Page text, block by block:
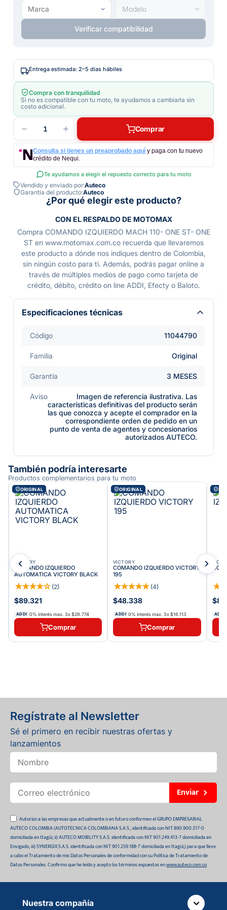
Verificar compatibilidad
Entrega estimada: 2–5 días hábiles
Compra con tranquilidad
Si no es compatible con tu moto, te ayudamos a cambiarla sin
costo adicional.
1 Comprar
Consulta si tienes un preaprobado aquí y paga con tu nuevo
crédito de Nequi.
Te ayudamos a elegir el repuesto correcto para tu moto
Vendido y enviado por:Auteco
Garantía del producto:Auteco
¿Por qué elegir este producto?
CON EL RESPALDO DE MOTOMAX
Compra COMANDO IZQUIERDO MACH 110- ONE ST- ONE
ST en www.motomax.com.co recuerda que llevaremos
este producto a dónde nos indiques dentro de Colombia,
sin ningún costo para ti. Además, podrás pagar online a
través de múltiples medios de pago como tarjeta de
crédito, débito, crédito on line ADDI, Efecty o Baloto.
Especificaciones técnicas
Código 11044790
Familia Original
Garantía 3 MESES
Aviso
Imagen de referencia ilustrativa. Las
características definitivas del producto serán
las que conozca y acepte el comprador en la
correspondiente orden de pedido en un
punto de venta de agentes y concesionarios
autorizados AUTECO.
También podría interesarte
Productos complementarios para tu moto
ORIGINAL
VICTORY
COMANDO IZQUIERDO
AUTOMATICA VICTORY BLACK
★★★★☆ (2)
$89.321
ADDI 0% interés max. 3x$29.774
Comprar
ORIGINAL
VICTORY
COMANDO IZQUIERDO VICTORY
195
★★★★★ (4)
$48.338
ADDI 0% interés max.3x$16.113
Comprar
★
ADDI
Regístrate al Newsletter
Sé el primero en recibir nuestras ofertas y
lanzamientos
Enviar
Autorizo a las empresas que actualmente o en futuro conformen el GRUPO EMPRESARIAL
AUTECO COLOMBIA (AUTOTECNICA COLOMBIANA S.A.S., identificada con NIT 890.900.317-0
domiciliada en Itagüí, ii) AUTECO MOBILITY S.A.S. identificada con NIT 901.249.413-7 domiciliada en
Envigado, iii) SYNERGIX S.A.S. identificada con NIT 901.259.188-7 domiciliada en Itagüí,) para que lleve
a cabo el Tratamiento de mis Datos Personales de conformidad con su Política de Tratamiento de
Datos Personales. Confirmo que he leído y acepto los términos expuestos enwww.auteco.com.co
Nuestra compañía